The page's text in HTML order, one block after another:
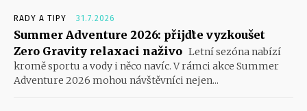
RADY A TIPY 31.7.2026
Summer Adventure 2026: přijďte vyzkoušet
Zero Gravity relaxaci naživo Letní sezóna nabízí
kromě sportu a vody i něco navíc. V rámci akce Summer
Adventure 2026 mohou návštěvníci nejen...